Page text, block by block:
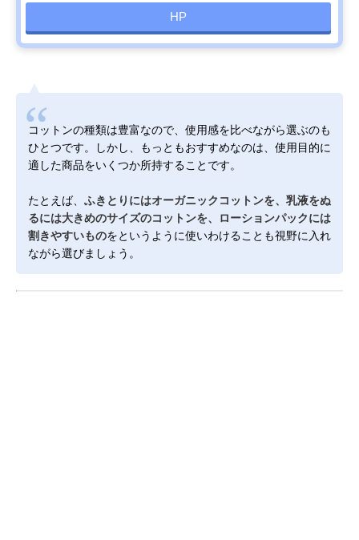
HP
コットンの種類は豊富なので、使用感を比べながら選ぶのも
ひとつです。しかし、もっともおすすめなのは、使用目的に
適した商品をいくつか所持することです。
たとえば、 ふきとりにはオーガニックコットンを、乳液をぬ
るには大きめのサイズのコットンを、ローションパックには
割きやすいものをというように使いわけることも視野に入れ
ながら選びましょう。